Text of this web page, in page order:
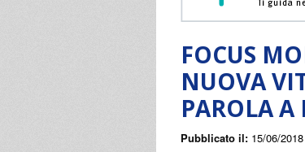
FOCUS
NUOVA
PAROLA
Pubblicato il: 15/06/